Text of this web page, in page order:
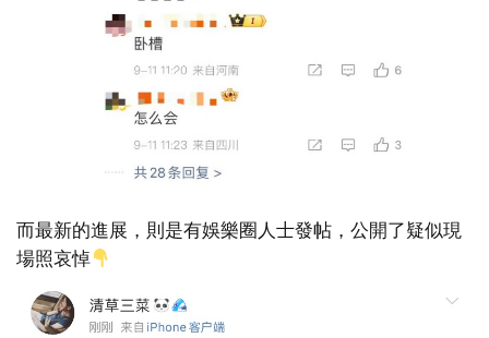
而最新的進展，則是有娛樂圈人士發帖，公開了疑似現
場照哀悼